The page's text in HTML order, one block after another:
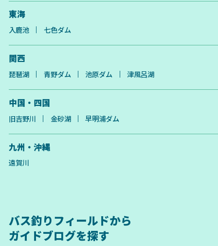
東海
入鹿池 七色ダム
関西
琵琶湖 青野ダム 池原ダム 津風呂湖
中国・四国
旧吉野川 金砂湖 早明浦ダム
九州・沖縄
遠賀川
バス釣りフィールドから
ガイドブログを探す